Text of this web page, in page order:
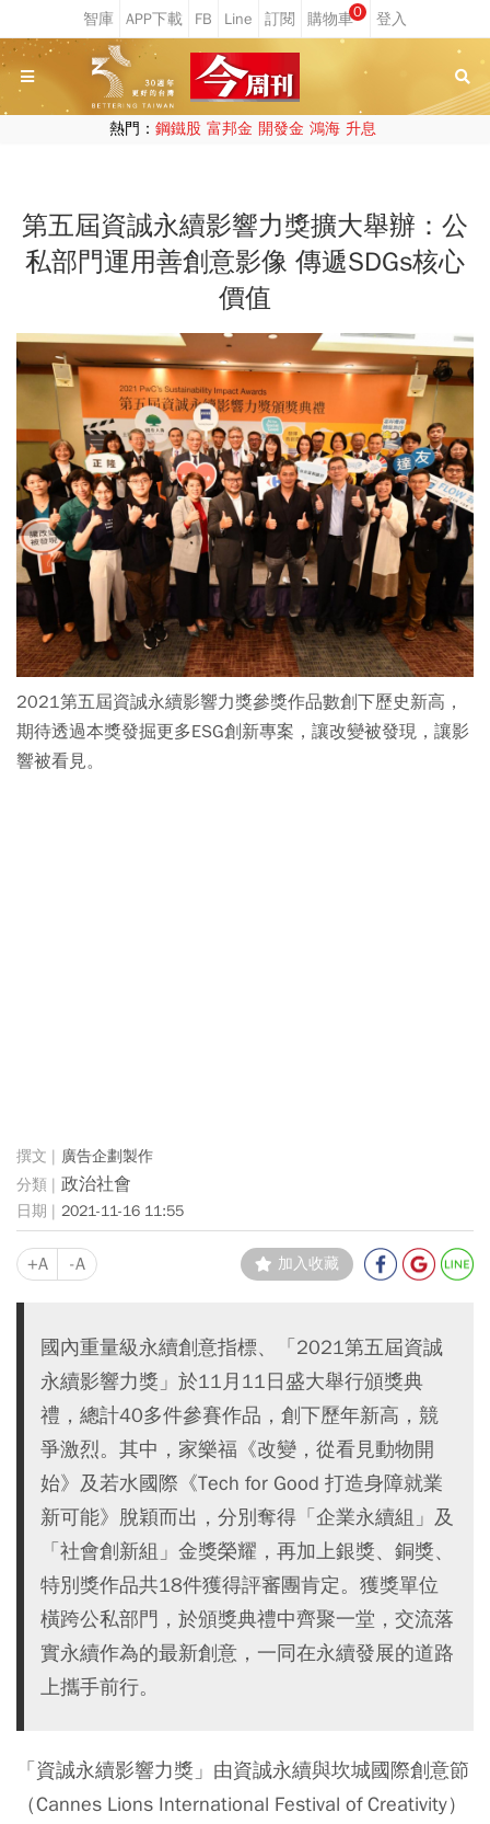
0
熱門： 鋼鐵股 富邦金 開發金 鴻海 升息
第五屆資誠永續影響力獎擴大舉辦：公
私部門運用善創意影像 傳遞SDGs核心
價值
2021第五屆資誠永續影響力獎參獎作品數創下歷史新高，
期待透過本獎發掘更多ESG創新專案，讓改變被發現，讓影
響被看見。
廣告企劃製作
政治社會
2021-11-16 11:55
+A -A 加入收藏
國內重量級永續創意指標、「2021第五屆資誠
永續影響力獎」於11月11日盛大舉行頒獎典
禮，總計40多件參賽作品，創下歷年新高，競
爭激烈。其中，家樂福《改變，從看見動物開
始》及若水國際《Tech for Good 打造身障就業
新可能》脫穎而出，分別奪得「企業永續組」及
「社會創新組」金獎榮耀，再加上銀獎、銅獎、
特別獎作品共18件獲得評審團肯定。獲獎單位
橫跨公私部門，於頒獎典禮中齊聚一堂，交流落
實永續作為的最新創意，一同在永續發展的道路
上攜手前行。
「資誠永續影響力獎」由資誠永續與坎城國際創意節
（Cannes Lions International Festival of Creativity）